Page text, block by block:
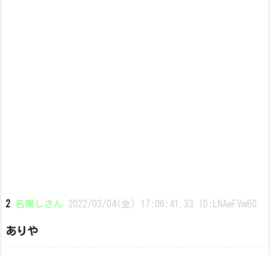
2 名無しさん 2022/03/04(金) 17:06:41.33 ID:LNAeFVmB0
ありや